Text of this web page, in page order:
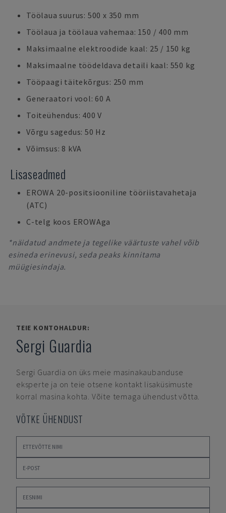
Töölaua suurus: 500 x 350 mm
Töölaua ja töölaua vahemaa: 150 / 400 mm
Maksimaalne elektroodide kaal: 25 / 150 kg
Maksimaalne töödeldava detaili kaal: 550 kg
Tööpaagi täitekõrgus: 250 mm
Generaatori vool: 60 A
Toiteühendus: 400 V
Võrgu sagedus: 50 Hz
Võimsus: 8 kVA
Lisaseadmed
EROWA 20-positsiooniline tööriistavahetaja
(ATC)
C-telg koos EROWAga
*näidatud andmete ja tegelike väärtuste vahel võib
esineda erinevusi, seda peaks kinnitama
müügiesindaja.
TEIE KONTOHALDUR:
Sergi Guardia
Sergi Guardia on üks meie masinakaubanduse
eksperte ja on teie otsene kontakt lisaküsimuste
korral masina kohta. Võite temaga ühendust võtta.
VÕTKE ÜHENDUST